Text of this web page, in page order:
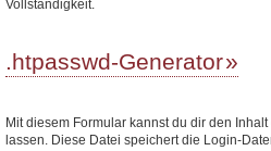
Vollständigkeit.
.htpasswd-Generator
Mit diesem Formular kannst du dir den
lassen. Diese Datei speichert die Login-